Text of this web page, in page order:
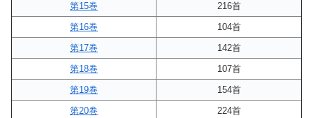
第15巻
216首
第16巻
104首
第17巻
142首
第18巻
107首
第19巻
154首
第20巻
224首